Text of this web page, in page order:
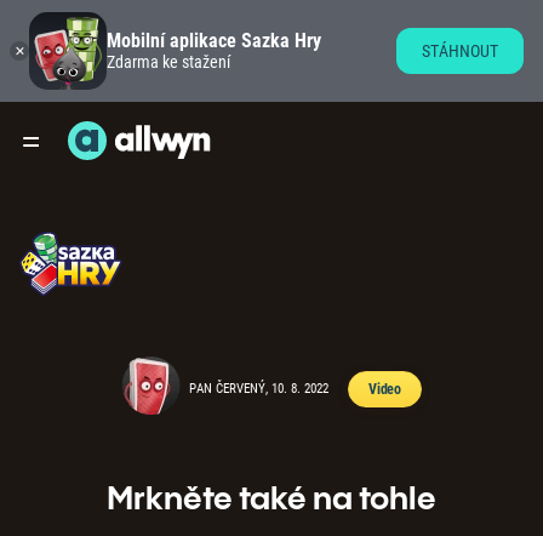
PAN ČERVENÝ, 10. 8. 2022 Video
Mrkněte také na tohle
Mobilní aplikace Sazka Hry
Zdarma ke stažení
STÁHNOUT